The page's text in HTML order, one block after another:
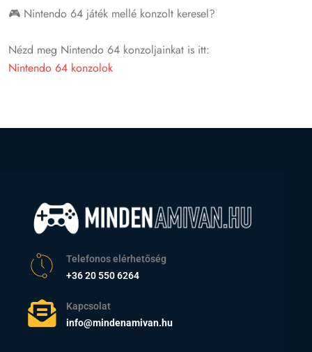
🎮 Nintendo 64 játék mellé konzolt keresel?
Nézd meg Nintendo 64 konzoljainkat is itt:
Nintendo 64 konzolok
Telefonos elérhetőség
+36 20 550 6264
Kapcsolat
info@mindenamivan.hu